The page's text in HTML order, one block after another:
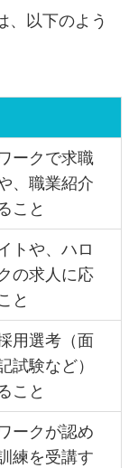
、以下のよう
ークで求職
、職業紹介
こと
トや、ハロ
の求人に応
と
用選考（面
試験など）
こと
ークが認め
練を受講す